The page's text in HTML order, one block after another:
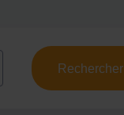
Rechercher